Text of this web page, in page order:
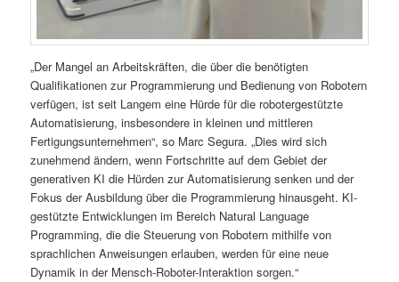
„Der Mangel an Arbeitskräften, die über die benötigten
Qualifikationen zur Programmierung und Bedienung von Robotern
verfügen, ist seit Langem eine Hürde für die robotergestützte
Automatisierung, insbesondere in kleinen und mittleren
Fertigungsunternehmen“, so Marc Segura. „Dies wird sich
zunehmend ändern, wenn Fortschritte auf dem Gebiet der
generativen KI die Hürden zur Automatisierung senken und der
Fokus der Ausbildung über die Programmierung hinausgeht. KI-
gestützte Entwicklungen im Bereich Natural Language
Programming, die die Steuerung von Robotern mithilfe von
sprachlichen Anweisungen erlauben, werden für eine neue
Dynamik in der Mensch-Roboter-Interaktion sorgen.“